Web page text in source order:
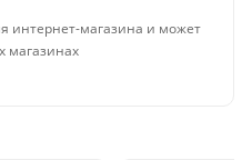
интернет-магазина и может
магазинах